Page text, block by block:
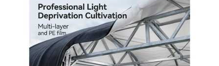
POLITIQUE